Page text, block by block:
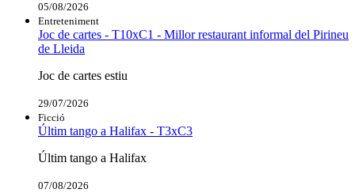
05/08/2026
Entreteniment
Joc de cartes - T10xC1 - Millor restaurant informal del Pirineu
de Lleida
Joc de cartes estiu
29/07/2026
Ficció
Últim tango a Halifax - T3xC3
Últim tango a Halifax
07/08/2026